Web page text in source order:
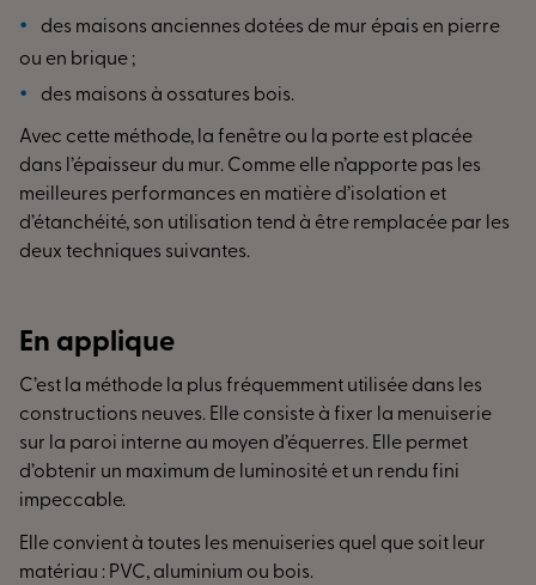
des maisons anciennes dotées de mur épais en pierre
ou en brique ;
des maisons à ossatures bois.
Avec cette méthode, la fenêtre ou la porte est placée
dans l’épaisseur du mur. Comme elle n’apporte pas les
meilleures performances en matière d’isolation et
d’étanchéité, son utilisation tend à être remplacée par les
deux techniques suivantes.
En applique
C’est la méthode la plus fréquemment utilisée dans les
constructions neuves. Elle consiste à fixer la menuiserie
sur la paroi interne au moyen d’équerres. Elle permet
d’obtenir un maximum de luminosité et un rendu fini
impeccable.
Elle convient à toutes les menuiseries quel que soit leur
matériau : PVC, aluminium ou bois.